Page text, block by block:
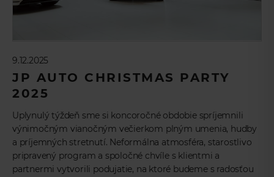
9.12.2025
JP AUTO CHRISTMAS PARTY
2025
Uplynulý týždeň sme si koncoročné obdobie spríjemnili
výnimočným vianočným večierkom plným umenia, hudby
a príjemných stretnutí. Neformálna atmosféra, starostlivo
pripravený program a spoločné chvíle s klientmi a
partnermi vytvorili podujatie, na ktoré budeme s radosťou